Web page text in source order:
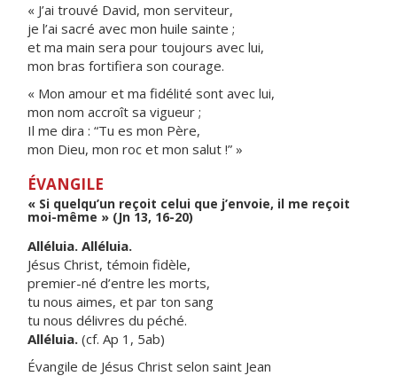
« J’ai trouvé David, mon serviteur,
je l’ai sacré avec mon huile sainte ;
et ma main sera pour toujours avec lui,
mon bras fortifiera son courage.
« Mon amour et ma fidélité sont avec lui,
mon nom accroît sa vigueur ;
Il me dira : “Tu es mon Père,
mon Dieu, mon roc et mon salut !” »
ÉVANGILE
« Si quelqu’un reçoit celui que j’envoie, il me reçoit
moi-même » (Jn 13, 16-20)
Alléluia. Alléluia.
Jésus Christ, témoin fidèle,
premier-né d’entre les morts,
tu nous aimes, et par ton sang
tu nous délivres du péché.
Alléluia. (cf. Ap 1, 5ab)
Évangile de Jésus Christ selon saint Jean